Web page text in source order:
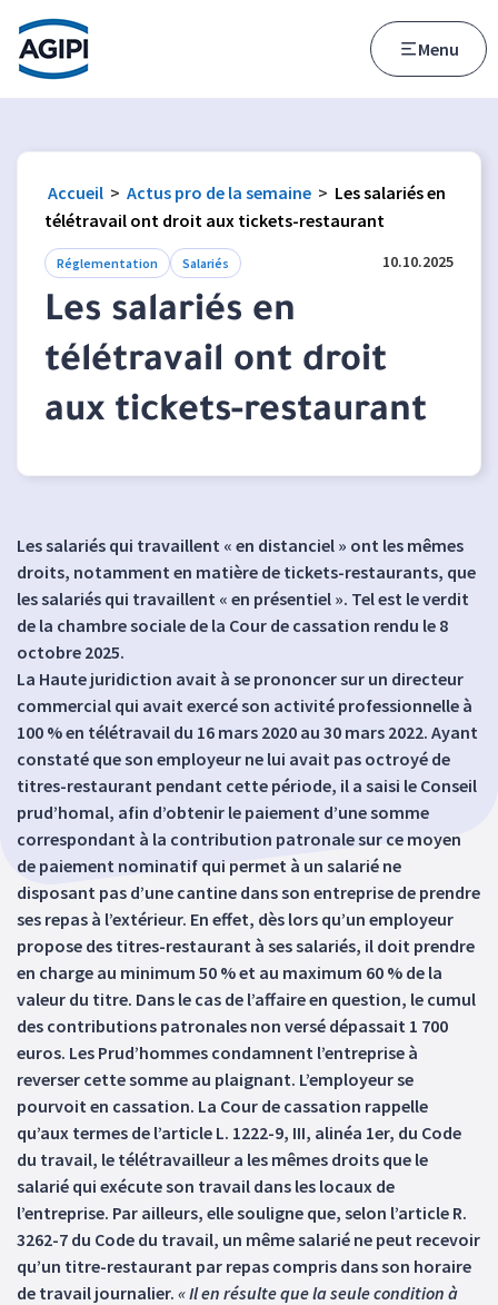
Accès au menu
Accès au contenu principal
Menu
Accueil > Actus pro de la semaine > Les salariés en
télétravail ont droit aux tickets-restaurant
Réglementation Salariés 10.10.2025
Les salariés en
télétravail ont droit
aux tickets-restaurant
Les salariés qui travaillent « en distanciel » ont les mêmes
droits, notamment en matière de tickets-restaurants, que
les salariés qui travaillent « en présentiel ». Tel est le verdit
de la chambre sociale de la Cour de cassation rendu le 8
octobre 2025.
La Haute juridiction avait à se prononcer sur un directeur
commercial qui avait exercé son activité professionnelle à
100 % en télétravail du 16 mars 2020 au 30 mars 2022. Ayant
constaté que son employeur ne lui avait pas octroyé de
titres-restaurant pendant cette période, il a saisi le Conseil
prud’homal, afin d’obtenir le paiement d’une somme
correspondant à la contribution patronale sur ce moyen
de paiement nominatif qui permet à un salarié ne
disposant pas d’une cantine dans son entreprise de prendre
ses repas à l’extérieur. En effet, dès lors qu’un employeur
propose des titres-restaurant à ses salariés, il doit prendre
en charge au minimum 50 % et au maximum 60 % de la
valeur du titre. Dans le cas de l’affaire en question, le cumul
des contributions patronales non versé dépassait 1 700
euros. Les Prud’hommes condamnent l’entreprise à
reverser cette somme au plaignant. L’employeur se
pourvoit en cassation. La Cour de cassation rappelle
qu’aux termes de l’article L. 1222-9, III, alinéa 1er, du Code
du travail, le télétravailleur a les mêmes droits que le
salarié qui exécute son travail dans les locaux de
l’entreprise. Par ailleurs, elle souligne que, selon l’article R.
3262-7 du Code du travail, un même salarié ne peut recevoir
qu’un titre-restaurant par repas compris dans son horaire
de travail journalier. « Il en résulte que la seule condition à